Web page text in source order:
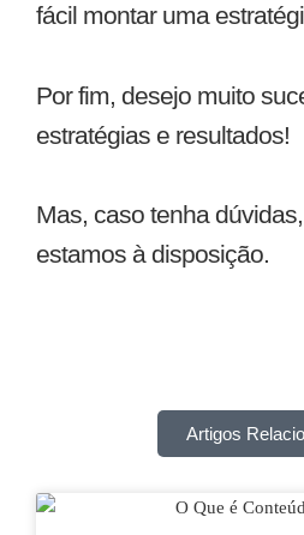
fácil montar uma
Por fim, desejo muito
estratégias e resultados!
Mas, caso tenha
estamos à disposição.
Artigos